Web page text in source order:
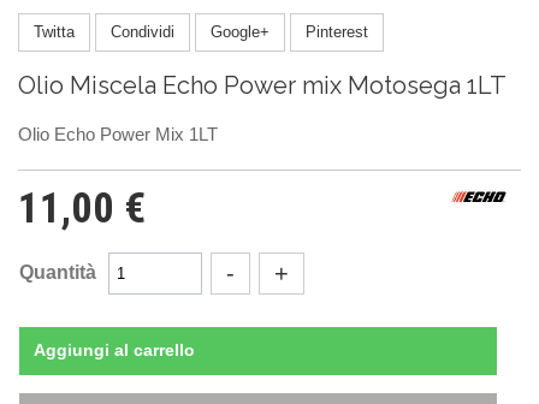
Twitta Condividi Google+ Pinterest
Olio Miscela Echo Power mix Motosega 1LT
Olio Echo Power Mix 1LT
11,00 €
Quantità
Aggiungi al carrello